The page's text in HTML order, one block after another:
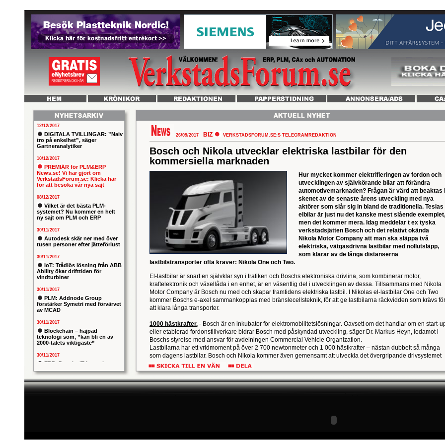
12/12/2017
DIGITALA TVILLINGAR: ”Naiv
tro på enkelhet”, säger
Gartneranalytiker
10/12/2017
PREMIÄR för PLM&ERP
News.se! Vi har gjort om
VerkstadsForum.se: Klicka här
för att besöka vår nya sajt
08/12/2017
Vilket är det bästa PLM-
systemet? Nu kommer en helt
ny sajt om PLM och ERP
30/11/2017
Autodesk skär ner med över
tusen personer efter jätteförlust
30/11/2017
IoT: Trådlös lösning från ABB
Ability ökar drifttiden för
vindturbiner
30/11/2017
PLM: Addnode Group
förstärker Symetri med förvärvet
av MCAD
30/11/2017
Blockchain – hajpad
teknologi som, ”kan bli en av
2000-talets viktigaste”
30/11/2017
ERP: Danska IT-konsulten
svenska iStone
30/11/2017
Capgemeni tar över
26/09/2017 BIZ VERKSTADSFORUM.SE:S TELEGRAMREDAKTION
Bosch och Nikola utvecklar elektriska lastbilar för den
kommersiella marknaden
Hur mycket kommer elektrifieringen av fordon och
utvecklingen av självkörande bilar att förändra
automotivemarknaden? Frågan är värd att beaktas i
skenet av de senaste årens utveckling med nya
aktörer som slår sig in bland de traditionella. Teslas
elbilar är just nu det kanske mest slående exemplet,
men det kommer mera. Idag meddelar t ex tyska
verkstadsjätten Bosch och det relativt okända
Nikola Motor Company att man ska släppa två
elektriska, vätgasdrivna lastbilar med nollutsläpp,
som klarar av de långa distanserna
lastbilstransporter ofta kräver: Nikola One och Two.
El-lastbilar är snart en självklar syn i trafiken och Boschs elektroniska drivlina, som kombinerar motor,
kraftelektronik och växellåda i en enhet, är en väsentlig del i utvecklingen av dessa. Tillsammans med Nikola
Motor Company är Bosch nu med och skapar framtidens elektriska lastbil. I Nikolas el-lastbilar One och Two
kommer Boschs e-axel sammankopplas med bränslecellsteknik, för att ge lastbilarna räckvidden som krävs för
att klara långa transporter.
1000 hästkrafter.- Bosch är en inkubator för elektromobilitetslösningar. Oavsett om det handlar om en start-
eller etablerad fordonstillverkare bidrar Bosch med påskyndad utveckling, säger Dr. Markus Heyn, ledamot i
Boschs styrelse med ansvar för avdelningen Commercial Vehicle Organization.
Lastbilarna har ett vridmoment på över 2 700 newtonmeter och 1 000 hästkrafter – nästan dubbelt så många
som dagens lastbilar. Bosch och Nikola kommer även gemensamt att utveckla det övergripande drivsystemet
för lastbilsserien, med planerad produktion 2021.